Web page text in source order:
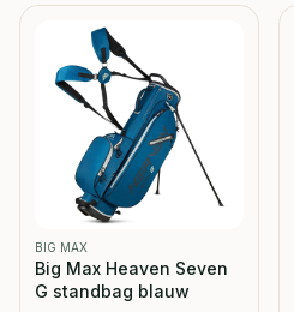
BIG MAX
Big Max Heaven Seven
G standbag blauw